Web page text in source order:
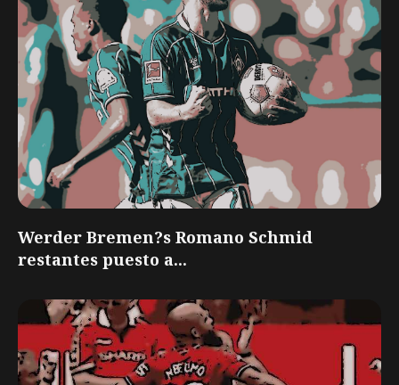
Werder Bremen?s Romano Schmid
restantes puesto a...